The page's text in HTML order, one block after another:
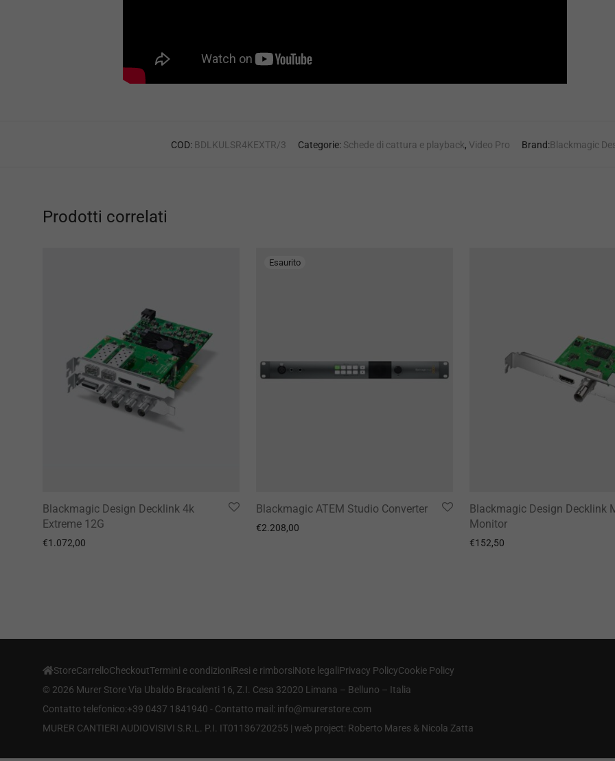
COD: BDLKULSR4KEXTR/3 Categorie: Schede di cattura e playback, Video Pro Brand:Blackmagic
Prodotti correlati
Blackmagic Design Decklink 4k
Extreme 12G
€1.072,00
Blackmagic ATEM Studio Converter
€2.208,00
Blackmagic Design Decklink
Monitor
€152,50
StoreCarrelloCheckoutTermini e condizioniResi e rimborsiNote legaliPrivacy PolicyCookie Policy
© 2026 Murer Store Via Ubaldo Bracalenti 16, Z.I. Cesa 32020 Limana – Belluno – Italia
Contatto telefonico:+39 0437 1841940 - Contatto mail: info@murerstore.com
MURER CANTIERI AUDIOVISIVI S.R.L. P.I. IT01136720255 | web project: Roberto Mares & Nicola Zatta